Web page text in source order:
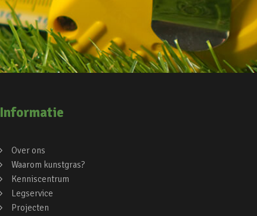
Informatie
Over ons
Waarom kunstgras?
Kenniscentrum
Legservice
Projecten